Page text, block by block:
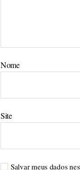
Nome
Site
Salvar meus dados